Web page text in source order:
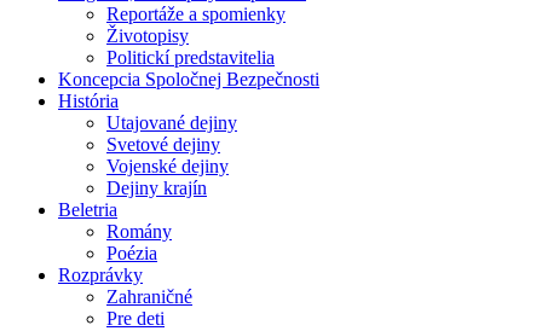
Reportáže a spomienky
Životopisy
Politickí predstavitelia
Koncepcia Spoločnej Bezpečnosti
História
Utajované dejiny
Svetové dejiny
Vojenské dejiny
Dejiny krajín
Beletria
Romány
Poézia
Rozprávky
Zahraničné
Pre deti